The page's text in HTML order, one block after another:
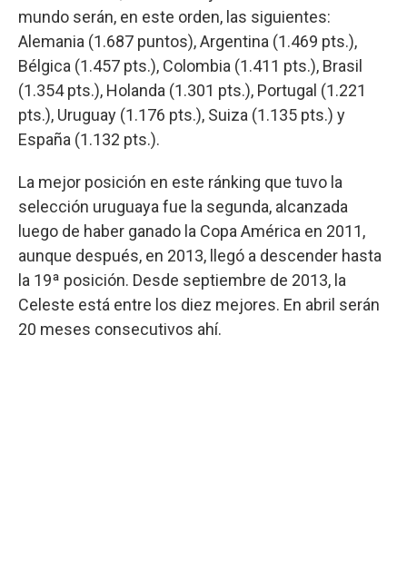
mundo serán, en este orden, las siguientes:
Alemania (1.687 puntos), Argentina (1.469 pts.),
Bélgica (1.457 pts.), Colombia (1.411 pts.), Brasil
(1.354 pts.), Holanda (1.301 pts.), Portugal (1.221
pts.), Uruguay (1.176 pts.), Suiza (1.135 pts.) y
España (1.132 pts.).
La mejor posición en este ránking que tuvo la
selección uruguaya fue la segunda, alcanzada
luego de haber ganado la Copa América en 2011,
aunque después, en 2013, llegó a descender hasta
la 19ª posición. Desde septiembre de 2013, la
Celeste está entre los diez mejores. En abril serán
20 meses consecutivos ahí.